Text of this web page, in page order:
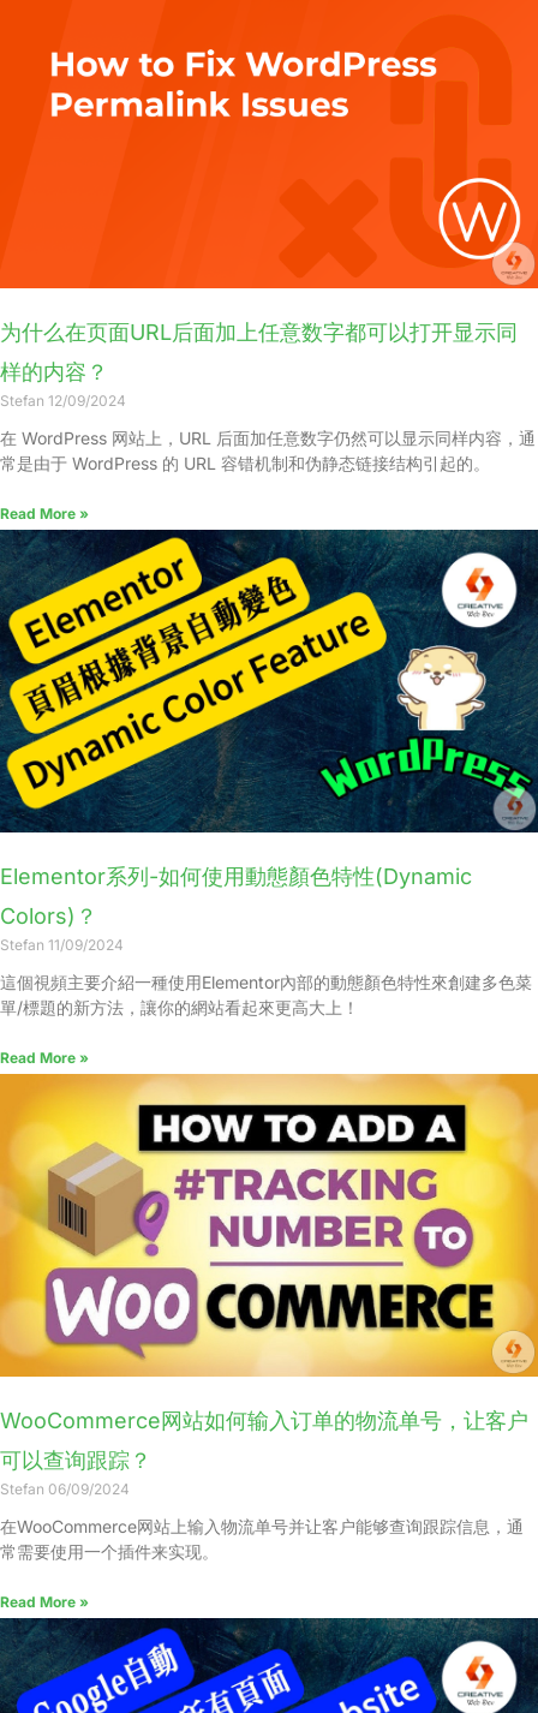
为什么在页面URL后面加上任意数字都可以打开显示同
样的内容？
Stefan 12/09/2024
在 WordPress 网站上，URL 后面加任意数字仍然可以显示同样内容，通
常是由于 WordPress 的 URL 容错机制和伪静态链接结构引起的。
Read More »
Elementor系列-如何使用動態顏色特性(Dynamic
Colors)？
Stefan 11/09/2024
這個視頻主要介紹一種使用Elementor內部的動態顏色特性來創建多色菜
單/標題的新方法，讓你的網站看起來更高大上！
Read More »
WooCommerce网站如何输入订单的物流单号，让客户
可以查询跟踪？
Stefan 06/09/2024
在WooCommerce网站上输入物流单号并让客户能够查询跟踪信息，通
常需要使用一个插件来实现。
Read More »